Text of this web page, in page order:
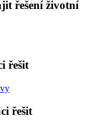
řešení životní
řešit
řešit